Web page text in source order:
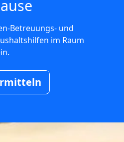
Betreuungs- und
im Raum